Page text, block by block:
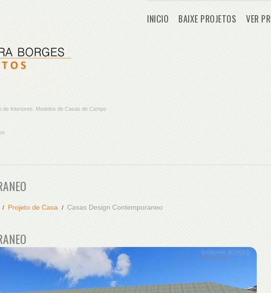
Interiores. Modelos de Casas de Campo
INICIO BAIXE PROJETOS VER
Projeto de Casa Casas Design Contemporaneo